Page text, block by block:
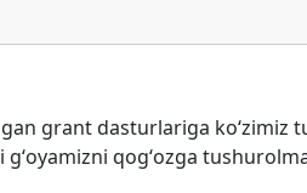
grant dasturlariga koʻzimiz
qogʻozga